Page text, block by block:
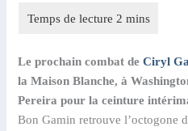
Le prochain combat deCiryl
la Maison Blanche, à
Pereira pour la ceinture
Bon Gamin retrouve l’octogone